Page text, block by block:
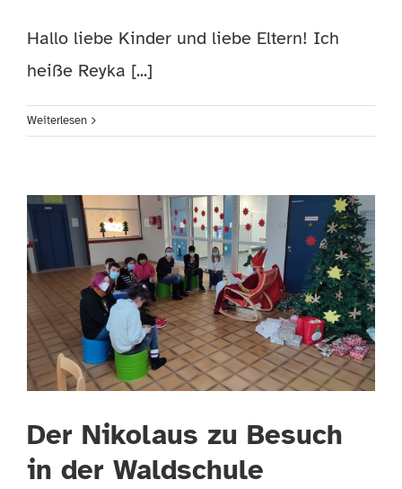
Hallo liebe Kinder und liebe Eltern! Ich
heiße Reyka [...]
Weiterlesen
Der Nikolaus zu Besuch
in der Waldschule